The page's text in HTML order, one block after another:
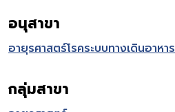
อนุสาขา
อายุรศาสตร์โรคระบบทางเดินอาหาร
กลุ่มสาขา